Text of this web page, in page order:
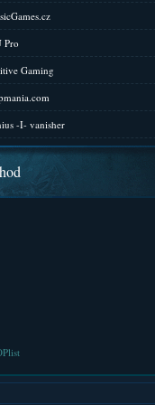
Pro
Gaming
-I- vanisher